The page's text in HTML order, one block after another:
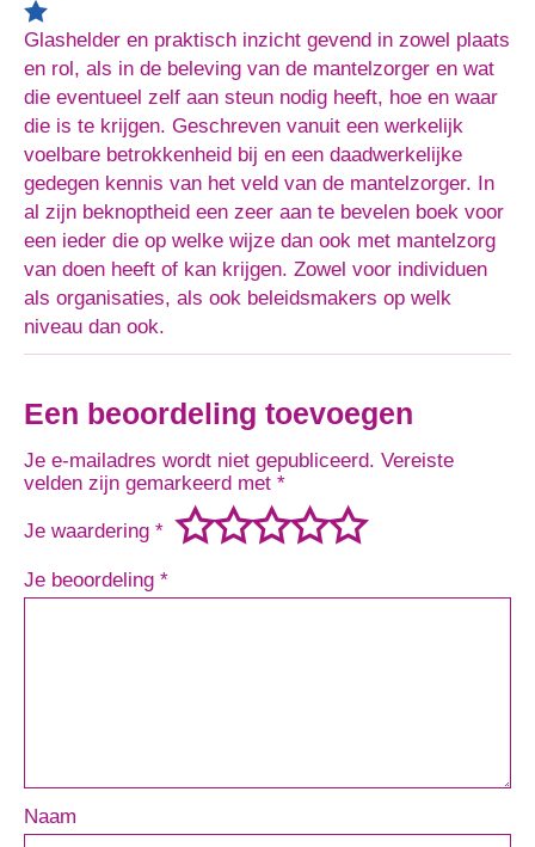
Glashelder en praktisch inzicht gevend in zowel plaats
en rol, als in de beleving van de mantelzorger en wat
die eventueel zelf aan steun nodig heeft, hoe en waar
die is te krijgen. Geschreven vanuit een werkelijk
voelbare betrokkenheid bij en een daadwerkelijke
gedegen kennis van het veld van de mantelzorger. In
al zijn beknoptheid een zeer aan te bevelen boek voor
een ieder die op welke wijze dan ook met mantelzorg
van doen heeft of kan krijgen. Zowel voor individuen
als organisaties, als ook beleidsmakers op welk
niveau dan ook.
Een beoordeling toevoegen
Je e-mailadres wordt niet gepubliceerd. Vereiste
velden zijn gemarkeerd met *
Je waardering *
Je beoordeling *
Naam